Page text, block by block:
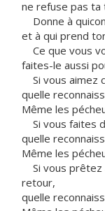
ne refuse pas ta
Donne à
et à qui prend
Ce que vous
faites-le aussi
Si vous aimez
quelle
Même les
Si vous faites
quelle
Même les
Si vous prêtez
retour,
quelle